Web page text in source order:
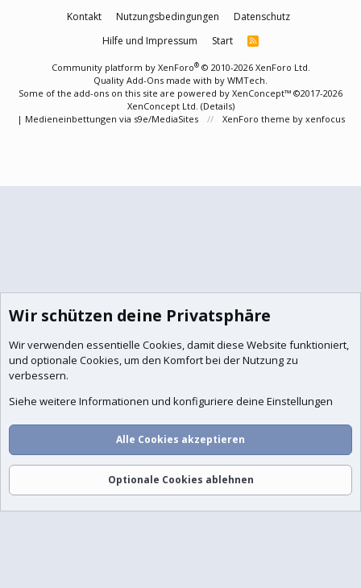
Kontakt
Nutzungsbedingungen
Datenschutz
Hilfe und Impressum
Start
R
S
Community platform by XenForo® © 2010-2026 XenForo Ltd.
Quality Add-Ons made with by WMTech
Some of the add-ons on this site are powered by XenConcept™ ©2017-2026
XenConcept Ltd. (Details)
| Medieneinbettungen via s9e/MediaSites XenForo theme by xenfocus
Wir schützen deine Privatsphäre
Wir verwenden essentielle Cookies, damit diese Website funktioniert,
und optionale Cookies, um den Komfort bei der Nutzung zu
verbessern.
Siehe weitere Informationen und konfiguriere deine Einstellungen
Alle Cookies akzeptieren
Optionale Cookies ablehnen